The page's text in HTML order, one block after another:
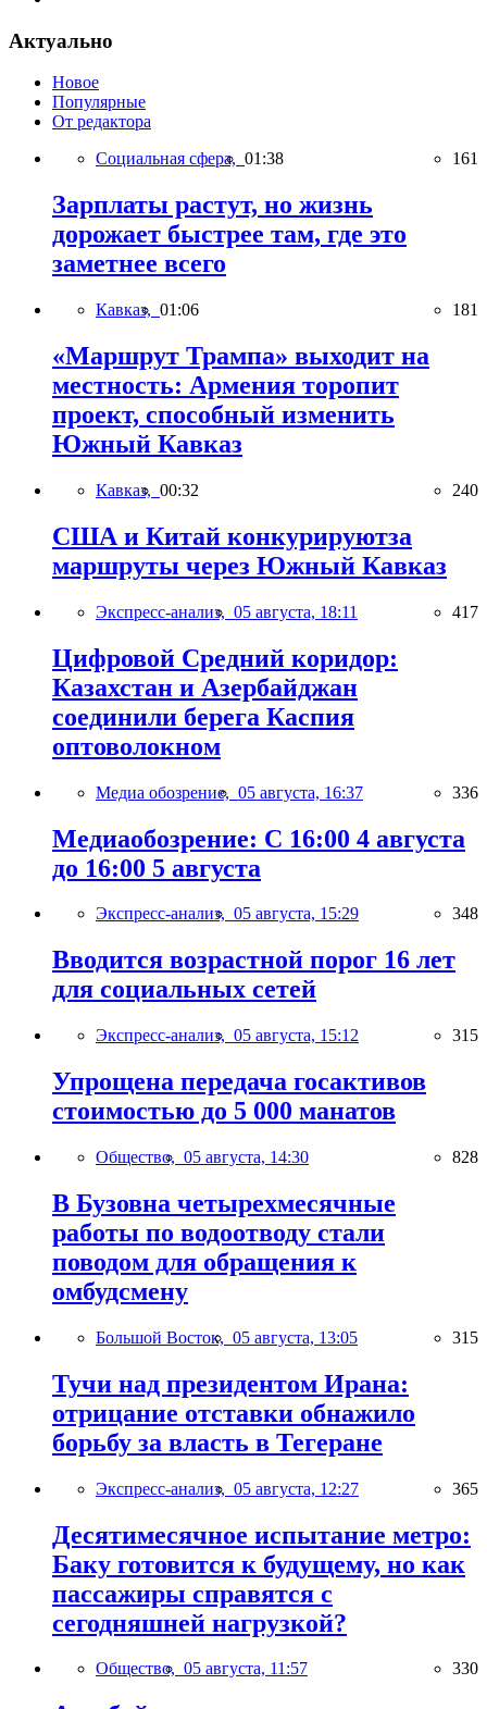
Актуально
Новое
Популярные
От редактора
Социальная сфера, 01:38 161
Зарплаты растут, но жизнь
дорожает быстрее там, где это
заметнее всего
Кавказ, 01:06 181
«Маршрут Трампа» выходит на
местность: Армения торопит
проект, способный изменить
Южный Кавказ
Кавказ, 00:32 240
США и Китай конкурируютза
маршруты через Южный Кавказ
Экспресс-анализ, 05 августа, 18:11 417
Цифровой Средний коридор:
Казахстан и Азербайджан
соединили берега Каспия
оптоволокном
Медиа обозрение, 05 августа, 16:37 336
Медиаобозрение: С 16:00 4 августа
до 16:00 5 августа
Экспресс-анализ, 05 августа, 15:29 348
Вводится возрастной порог 16 лет
для социальных сетей
Экспресс-анализ, 05 августа, 15:12 315
Упрощена передача госактивов
стоимостью до 5 000 манатов
Общество, 05 августа, 14:30 828
В Бузовна четырехмесячные
работы по водоотводу стали
поводом для обращения к
омбудсмену
Большой Восток, 05 августа, 13:05 315
Тучи над президентом Ирана:
отрицание отставки обнажило
борьбу за власть в Тегеране
Экспресс-анализ, 05 августа, 12:27 365
Десятимесячное испытание метро:
Баку готовится к будущему, но как
пассажиры справятся с
сегодняшней нагрузкой?
Общество, 05 августа, 11:57 330